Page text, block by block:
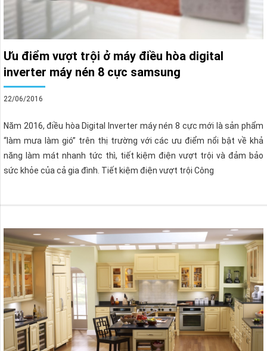
Ưu điểm vượt trội ở máy điều hòa digital
inverter máy nén 8 cực samsung
22/06/2016
Năm 2016, điều hòa Digital Inverter máy nén 8 cực mới là sản phẩm
“làm mưa làm gió” trên thị trường với các ưu điểm nổi bật về khả
năng làm mát nhanh tức thì, tiết kiệm điện vượt trội và đảm bảo
sức khỏe của cả gia đình. Tiết kiệm điện vượt trội Công